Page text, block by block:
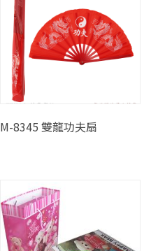
M-8345 雙龍功夫扇